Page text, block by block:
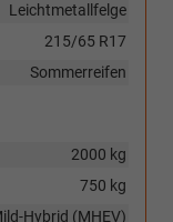
Leichtmetallfelge
215/65 R17
Sommerreifen
2000 kg
750 kg
Hybrid (MHEV)